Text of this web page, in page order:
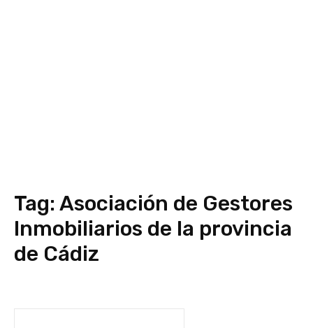
Tag: Asociación de Gestores
Inmobiliarios de la provincia
de Cádiz